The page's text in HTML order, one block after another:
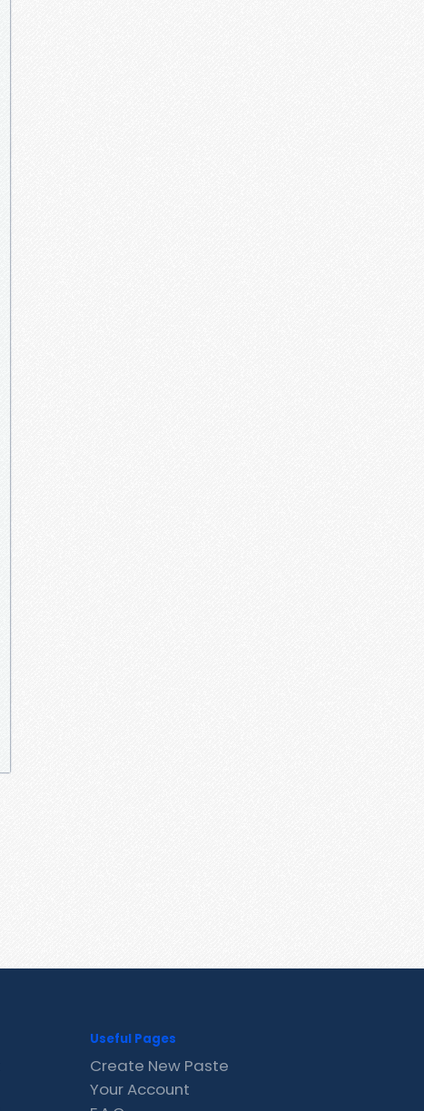
Useful Pages
Create New Paste
Your Account